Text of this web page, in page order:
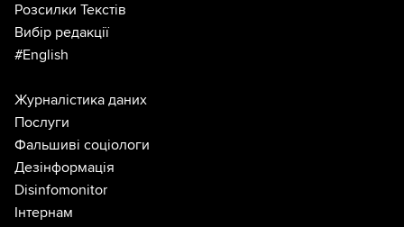
Розсилки Текстів
Вибір редакції
#English
Журналістика даних
Послуги
Фальшиві соціологи
Дезінформація
Disinfomonitor
Інтернам